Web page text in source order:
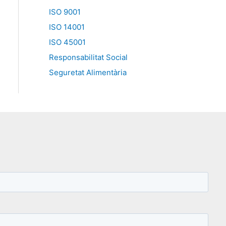
ISO 9001
ISO 14001
ISO 45001
Responsabilitat Social
Seguretat Alimentària